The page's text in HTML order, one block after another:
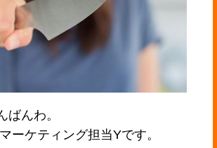
ばんわ。
ーケティング担当Yです。